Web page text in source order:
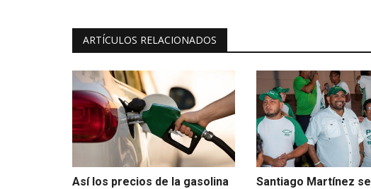
ARTÍCULOS RELACIONADOS
Así los precios de la gasolina
Santiago Martínez se